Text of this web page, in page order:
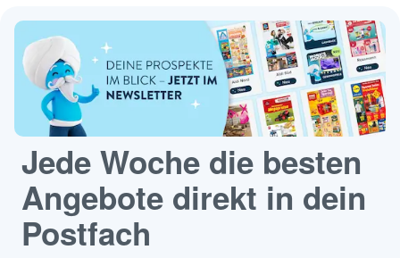
Jede Woche die besten
Angebote direkt in dein
Postfach